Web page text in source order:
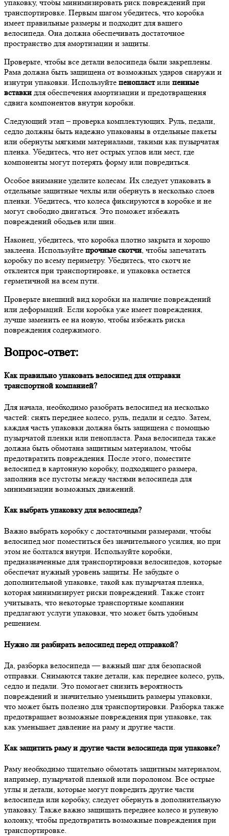
упаковку, чтобы минимизировать риск повреждений при
транспортировке. Первым шагом убедитесь, что коробка
имеет правильные размеры и подходит для вашего
велосипеда. Она должна обеспечивать достаточное
пространство для амортизации и защиты.
Проверьте, чтобы все детали велосипеда были закреплены.
Рама должна быть защищена от возможных ударов снаружи и
изнутри упаковки. Используйте пенопластили пенные
вставки для обеспечения амортизации и предотвращения
сдвига компонентов внутри коробки.
Следующий этап – проверка комплектующих. Руль, педали,
седло должны быть надежно упакованы в отдельные пакеты
или обернуты мягкими материалами, такими как пузырчатая
пленка. Убедитесь, что нет острых углов или мест, где
компоненты могут потерять форму или повредиться.
Особое внимание уделите колесам. Их следует упаковать в
отдельные защитные чехлы или обернуть в несколько слоев
пленки. Убедитесь, что колеса фиксируются в коробке и не
могут свободно двигаться. Это поможет избежать
повреждений ободьев или шин.
Наконец, убедитесь, что коробка плотно закрыта и хорошо
заклеена. Используйте прочные скотчи, чтобы запечатать
коробку по всему периметру. Убедитесь, что скотч не
отклеится при транспортировке, и упаковка остается
герметичной на всем пути.
Проверьте внешний вид коробки на наличие повреждений
или деформаций. Если коробка уже имеет повреждения,
лучше заменить ее на новую, чтобы избежать риска
повреждения содержимого.
Вопрос-ответ:
Как правильно упаковать велосипед для отправки
транспортной компанией?
Для начала, необходимо разобрать велосипед на несколько
частей: снять переднее колесо, руль, педали и седло. Затем,
каждая часть упаковки должна быть защищена с помощью
пузырчатой пленки или пенопласта. Рама велосипеда также
должна быть обмотана защитным материалом, чтобы
предотвратить повреждения. После этого, поместите
велосипед в картонную коробку, подходящего размера,
заполнив все пустоты между частями велосипеда для
минимизации возможных движений.
Как выбрать упаковку для велосипеда?
Важно выбрать коробку с достаточными размерами, чтобы
велосипед мог поместиться без значительного усилия, но при
этом не болтался внутри. Используйте коробки,
предназначенные для транспортировки велосипедов, которые
обеспечат нужный уровень защиты. Не забудьте о
дополнительной упаковке, такой как пузырчатая пленка,
которая минимизирует риски повреждений. Также стоит
учитывать, что некоторые транспортные компании
предлагают услуги упаковки, что может быть удобным
решением.
Нужно ли разбирать велосипед перед отправкой?
Да, разборка велосипеда — важный шаг для безопасной
отправки. Снимаются такие детали, как переднее колесо, руль,
седло и педали. Это помогает снизить вероятность
повреждений и значительно уменьшить размеры упаковки,
что может быть полезно для транспортировки. Разборка также
предотвращает возможные повреждения при упаковке, так
как уменьшает давление на раму и другие части.
Как защитить раму и другие части велосипеда при упаковке?
Раму необходимо тщательно обмотать защитным материалом,
например, пузырчатой пленкой или поролоном. Все острые
углы и детали, которые могут повредить другие части
велосипеда или коробку, следует обернуть в дополнительную
упаковку. Также важно защищать переднее колесо и рулевую
колонку, чтобы предотвратить возможные повреждения при
транспортировке.